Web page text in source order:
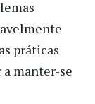
práticas
a manter-se